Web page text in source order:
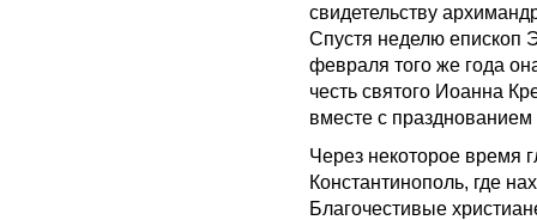
свидетельству
Спустя неделю епископ
февраля того же года
честь святого Иоанна
вместе с празднованием
Через некоторое время
Константинополь, где
Благочестивые